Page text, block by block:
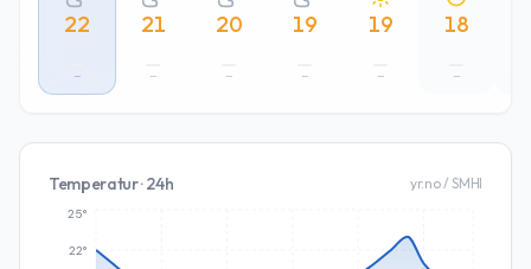
22
–
21
–
20
–
19
–
19
–
18
–
Temperatur · 24h yr.no / SMHI
22°
25°